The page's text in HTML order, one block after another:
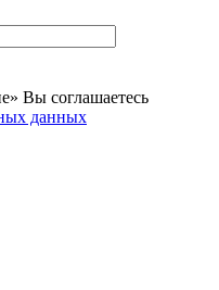
Вы соглашаетесь
данных